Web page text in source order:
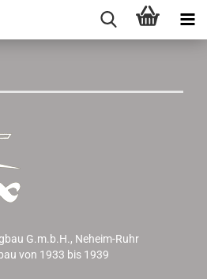
G.m.b.H., Neheim-Ruhr
von 1933 bis 1939